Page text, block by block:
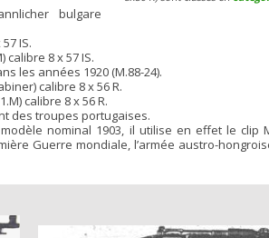
bulgare
IS.
calibre 8 x 57 IS.
les années 1920 (M.88-24).
calibre 8 x 56 R.
calibre 8 x 56 R.
des troupes portugaises.
modèle nominal 1903, il utilise en effet le
Guerre mondiale, l’armée austro-